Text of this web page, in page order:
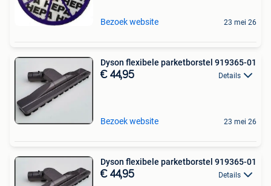
Bezoek website 23 mei 26
Dyson flexibele parketborstel 919365-01
€ 44,95 Details
Bezoek website 23 mei 26
Dyson flexibele parketborstel 919365-01
€ 44,95 Details